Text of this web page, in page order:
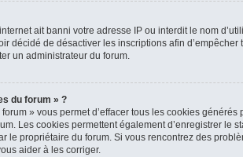
ait banni votre adresse IP ou interdit le nom
décidé de désactiver les inscriptions afin d’empêcher
un administrateur du forum.
du forum » ?
» vous permet d’effacer tous les cookies
Les cookies permettent également d’enregistrer le
le propriétaire du forum. Si vous rencontrez des
aider à les corriger.